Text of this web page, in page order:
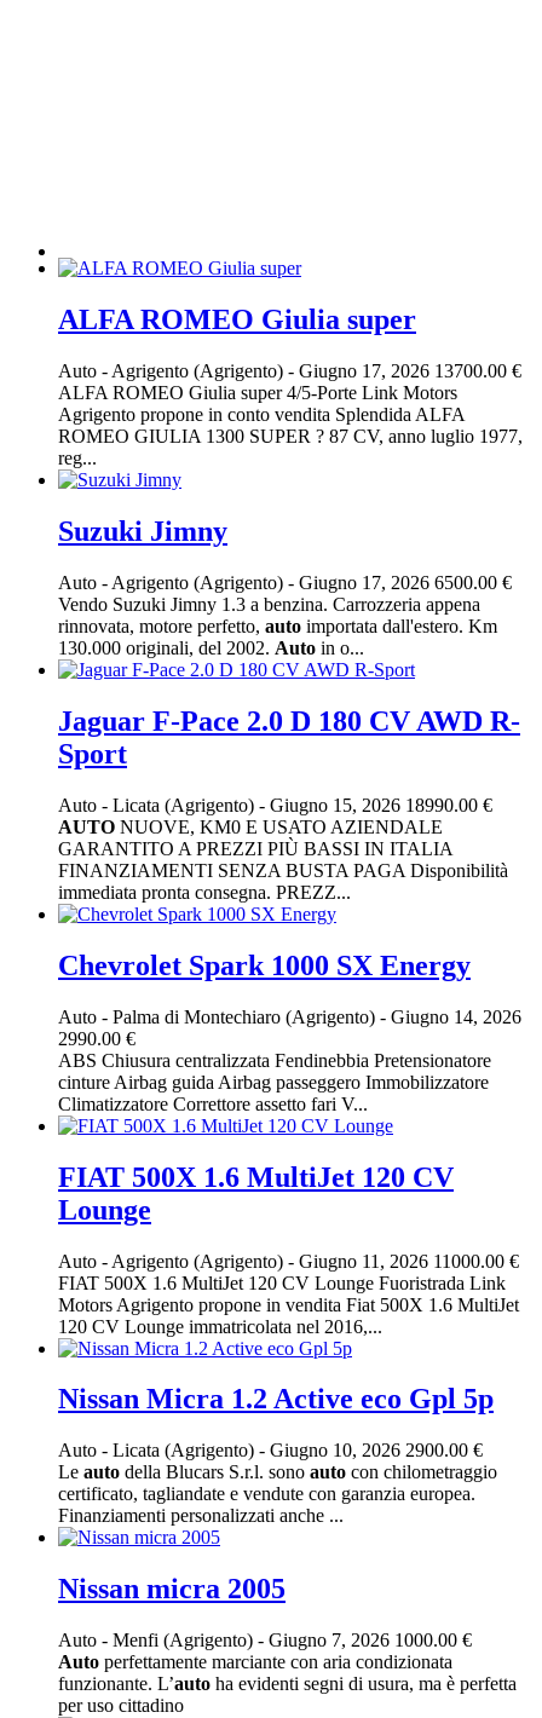
ALFA ROMEO Giulia super
Auto - Agrigento (Agrigento) - Giugno 17, 2026 13700.00 €
ALFA ROMEO Giulia super 4/5-Porte Link Motors
Agrigento propone in conto vendita Splendida ALFA
ROMEO GIULIA 1300 SUPER ? 87 CV, anno luglio 1977,
reg...
Suzuki Jimny
Auto - Agrigento (Agrigento) - Giugno 17, 2026 6500.00 €
Vendo Suzuki Jimny 1.3 a benzina. Carrozzeria appena
rinnovata, motore perfetto, auto importata dall'estero. Km
130.000 originali, del 2002. Auto in o...
Jaguar F-Pace 2.0 D 180 CV AWD R-
Sport
Auto - Licata (Agrigento) - Giugno 15, 2026 18990.00 €
AUTO NUOVE, KM0 E USATO AZIENDALE
GARANTITO A PREZZI PIÙ BASSI IN ITALIA
FINANZIAMENTI SENZA BUSTA PAGA Disponibilità
immediata pronta consegna. PREZZ...
Chevrolet Spark 1000 SX Energy
Auto - Palma di Montechiaro (Agrigento) - Giugno 14, 2026
2990.00 €
ABS Chiusura centralizzata Fendinebbia Pretensionatore
cinture Airbag guida Airbag passeggero Immobilizzatore
Climatizzatore Correttore assetto fari V...
FIAT 500X 1.6 MultiJet 120 CV
Lounge
Auto - Agrigento (Agrigento) - Giugno 11, 2026 11000.00 €
FIAT 500X 1.6 MultiJet 120 CV Lounge Fuoristrada Link
Motors Agrigento propone in vendita Fiat 500X 1.6 MultiJet
120 CV Lounge immatricolata nel 2016,...
Nissan Micra 1.2 Active eco Gpl 5p
Auto - Licata (Agrigento) - Giugno 10, 2026 2900.00 €
Le auto della Blucars S.r.l. sono auto con chilometraggio
certificato, tagliandate e vendute con garanzia europea.
Finanziamenti personalizzati anche ...
Nissan micra 2005
Auto - Menfi (Agrigento) - Giugno 7, 2026 1000.00 €
Auto perfettamente marciante con aria condizionata
funzionante. L’auto ha evidenti segni di usura, ma è perfetta
per uso cittadino